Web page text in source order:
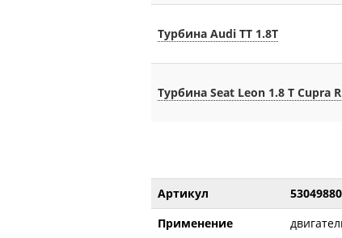
Турбина Audi TT 1.8T
Турбина Seat Leon 1.8 T Cupra R
Артикул
Применение